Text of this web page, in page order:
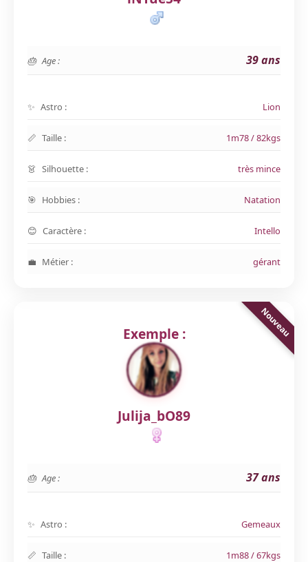
Age : 39 ans
Astro : Lion
Taille : 1m78 / 82kgs
Silhouette : très mince
Hobbies : Natation
Caractère : Intello
Métier : gérant
Exemple :
Julija_bO89
Age : 37 ans
Astro : Gemeaux
Taille : 1m88 / 67kgs